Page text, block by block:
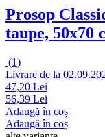
Prosop
taupe, 50x70
(1)
Livrare de la
47,20 Lei
56,39 Lei
Adaugă în coș
Adaugă în coș